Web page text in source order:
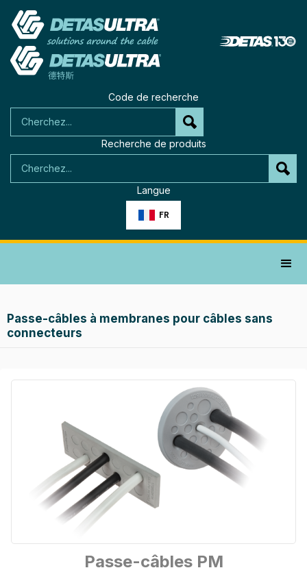
Code de recherche
Recherche de produits
Langue
FR
Passe-câbles à membranes pour câbles sans
connecteurs
Passe-câbles PM